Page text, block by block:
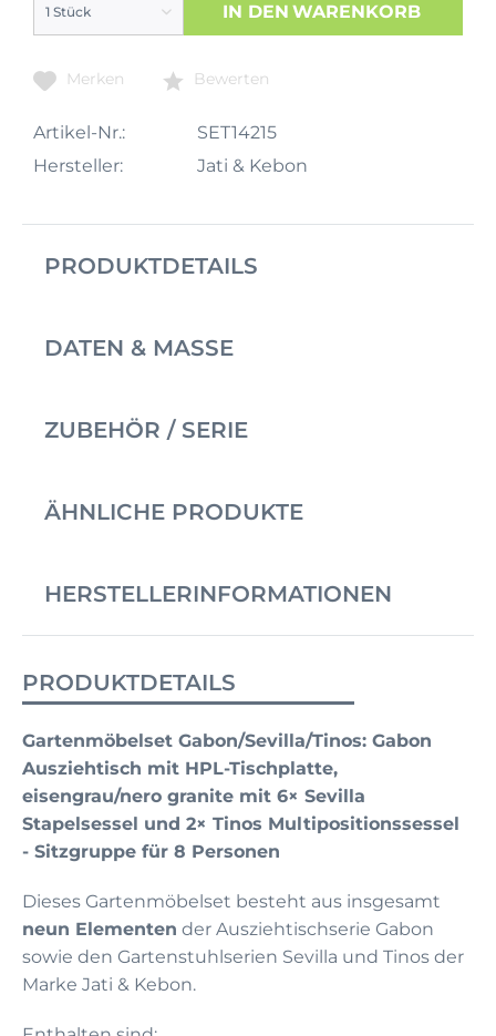
IN DEN WARENKORB
Merken Bewerten
Artikel-Nr.:
SET14215
Hersteller:
Jati & Kebon
PRODUKTDETAILS
DATEN & MASSE
ZUBEHÖR / SERIE
ÄHNLICHE PRODUKTE
HERSTELLERINFORMATIONEN
PRODUKTDETAILS
Gartenmöbelset Gabon/Sevilla/Tinos: Gabon
Ausziehtisch mit HPL-Tischplatte,
eisengrau/nero granite mit 6× Sevilla
Stapelsessel und 2× Tinos Multipositionssessel
- Sitzgruppe für 8 Personen
Dieses Gartenmöbelset besteht aus insgesamt
neun Elementen der Ausziehtischserie Gabon
sowie den Gartenstuhlserien Sevilla und Tinos der
Marke Jati & Kebon.